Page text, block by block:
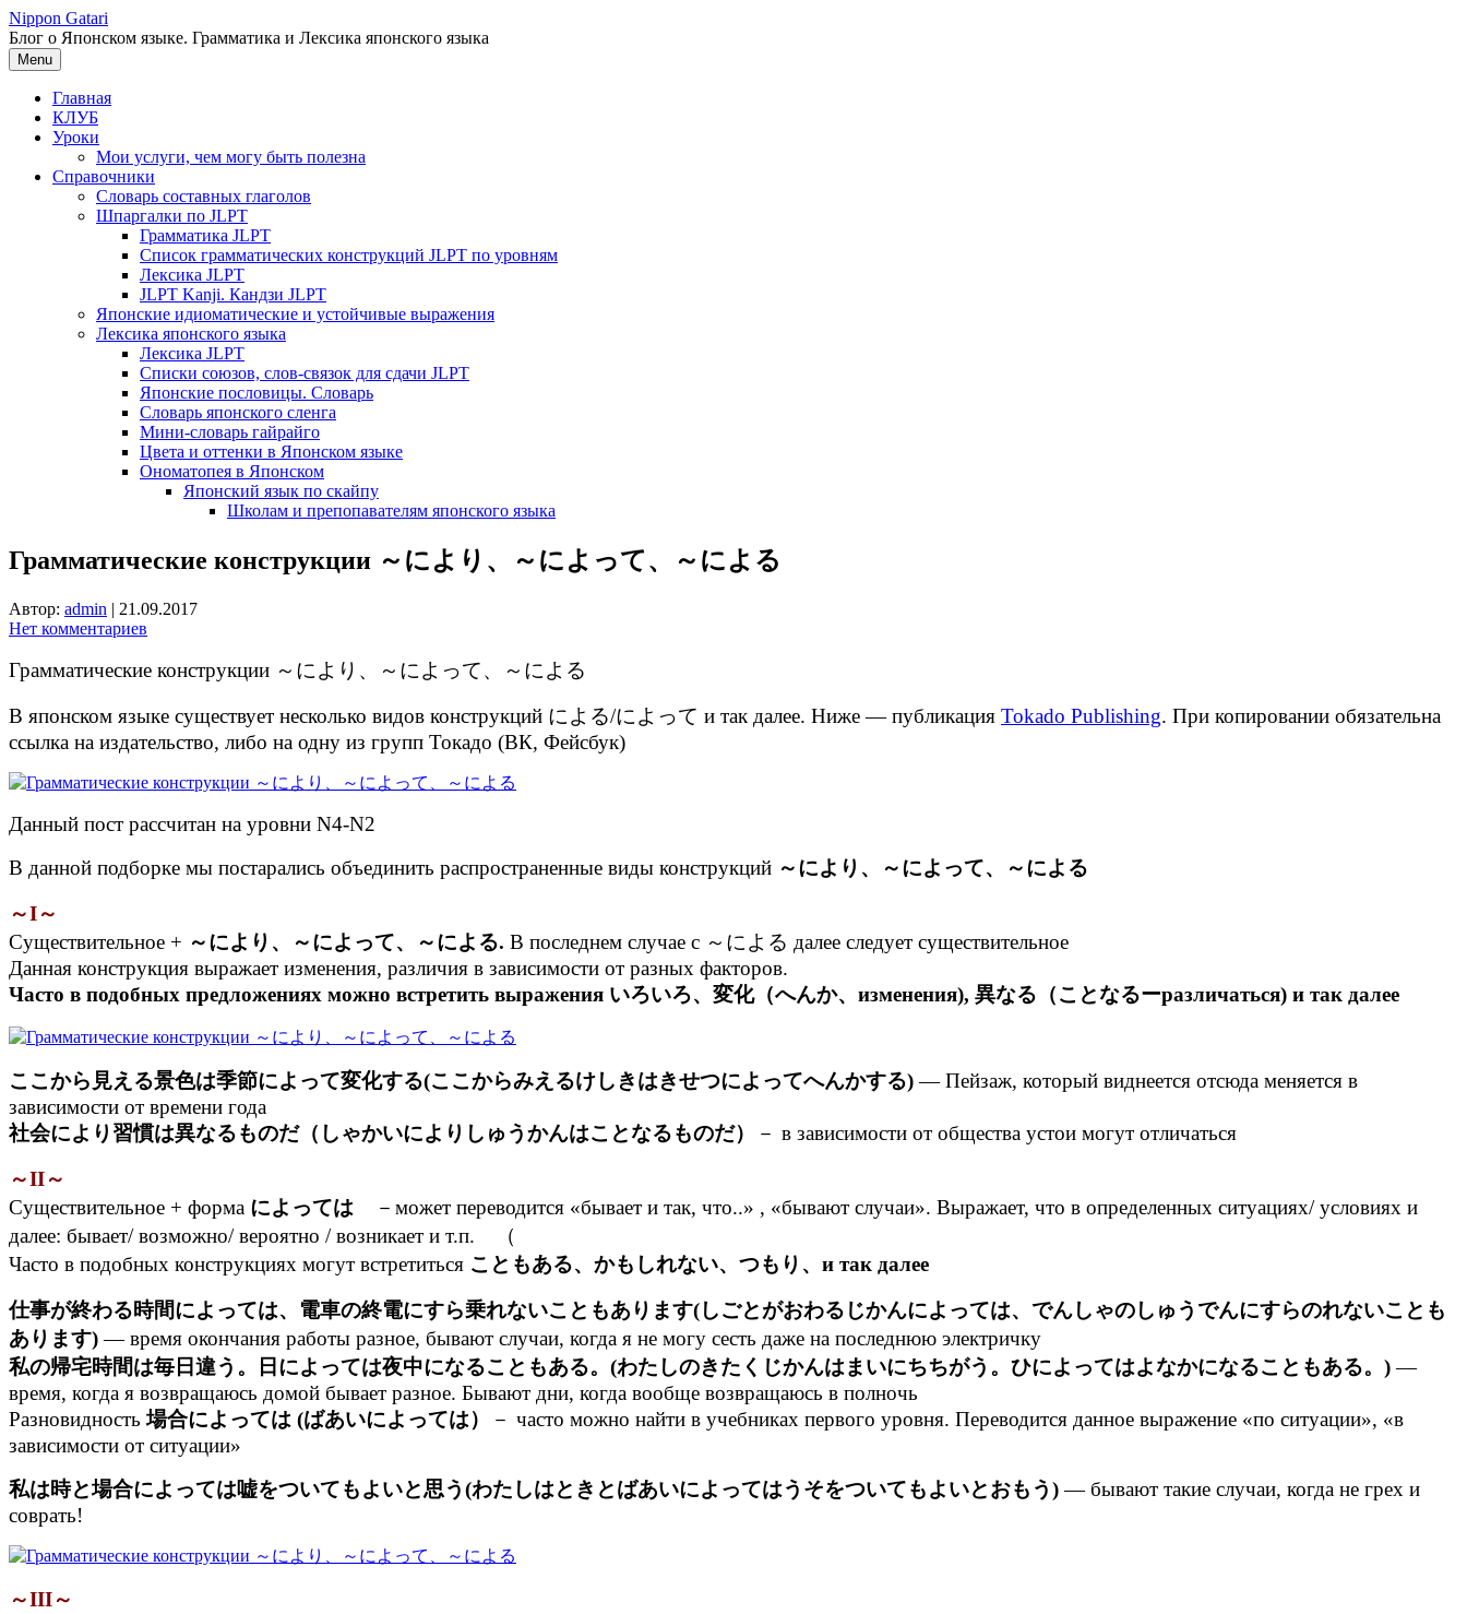
Перейти
к
содержимому
Nippon Gatari
Блог о Японском языке. Грамматика и Лексика японского языка
Menu
Главная
КЛУБ
Уроки
Мои услуги, чем могу быть полезна
Справочники
Словарь составных глаголов
Шпаргалки по JLPT
Грамматика JLPT
Список грамматических конструкций JLPT по уровням
Лексика JLPT
JLPT Kanji. Кандзи JLPT
Японские идиоматические и устойчивые выражения
Лексика японского языка
Лексика JLPT
Списки союзов, слов-связок для сдачи JLPT
Японские пословицы. Словарь
Словарь японского сленга
Мини-словарь гайрайго
Цвета и оттенки в Японском языке
Ономатопея в Японском
Японский язык по скайпу
Школам и препопавателям японского языка
Грамматические конструкции ～により、～によって、～による
Автор: admin | 21.09.2017
Нет комментариев
Грамматические конструкции ～により、～によって、～による
В японском языке существует несколько видов конструкций による/によって и так далее. Ниже — публикация Tokado Publishing. При копировании обязательна
ссылка на издательство, либо на одну из групп Токадо (ВК, Фейсбук)
Данный пост рассчитан на уровни N4-N2
В данной подборке мы постарались объединить распространенные виды конструкций ～により、～によって、～による
～I～
Существительное + ～により、～によって、～による. В последнем случае с ～による далее следует существительное
Данная конструкция выражает изменения, различия в зависимости от разных факторов.
Часто в подобных предложениях можно встретить выражения いろいろ、変化（へんか、изменения), 異なる（ことなるーразличаться) и так далее
ここから見える景色は季節によって変化する(ここからみえるけしきはきせつによってへんかする)— Пейзаж, который виднеется отсюда меняется в
зависимости от времени года
社会により習慣は異なるものだ（しゃかいによりしゅうかんはことなるものだ）
－ в зависимости от общества устои могут отличаться
～II～
Существительное + форма によっては －может переводится «бывает и так, что..» , «бывают случаи». Выражает, что в определенных ситуациях/ условиях и
далее: бывает/ возможно/ вероятно / возникает и т.п. （
Часто в подобных конструкциях могут встретиться こともある、かもしれない、つもり、и так далее
仕事が終わる時間によっては、電車の終電にすら乗れないこともあります(しごとがおわるじかんによっては、でんしゃのしゅうでんにすらのれないことも
あります)— время окончания работы разное, бывают случаи, когда я не могу сесть даже на последнюю электричку
私の帰宅時間は毎日違う。日によっては夜中になることもある。(わたしのきたくじかんはまいにちちがう。ひによってはよなかになることもある。)—
время, когда я возвращаюсь домой бывает разное. Бывают дни, когда вообще возвращаюсь в полночь
Разновидность場合によっては (ばあいによっては）
－ часто можно найти в учебниках первого уровня. Переводится данное выражение «по ситуации», «в
зависимости от ситуации»
私は時と場合によっては嘘をついてもよいと思う(わたしはときとばあいによってはうそをついてもよいとおもう)— бывают такие случаи, когда не грех и
соврать!
～III～